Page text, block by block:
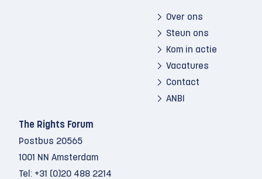
Over ons
Steun ons
Kom in actie
Vacatures
Contact
ANBI
The Rights Forum
Postbus 20565
1001 NN Amsterdam
Tel: +31 (0)20 488 2214